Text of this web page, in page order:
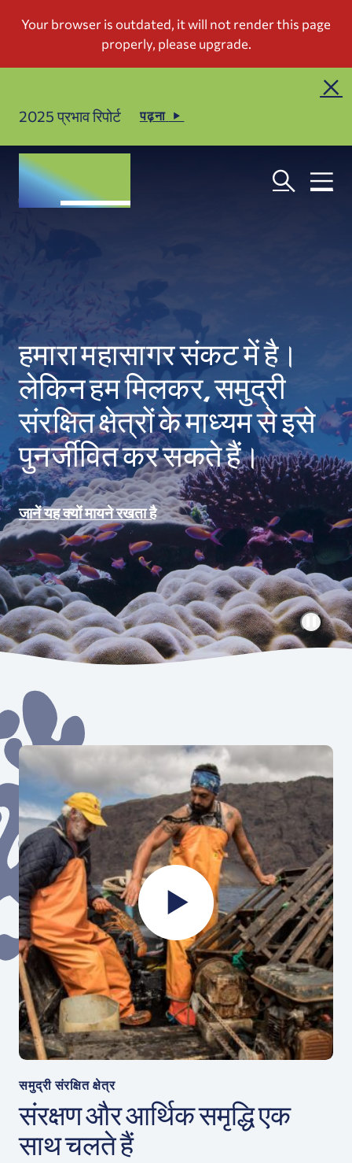
2025 प्रभाव रिपोर्ट पढ़ना
हमारा महासागर संकट में है।
लेकिन हम मिलकर, समुद्री
संरक्षित क्षेत्रों के माध्यम से इसे
पुनर्जीवित कर सकते हैं।
जानें यह क्यों मायने रखता है
समुद्री संरक्षित क्षेत्र
संरक्षण और आर्थिक समृद्धि एक
साथ चलते हैं